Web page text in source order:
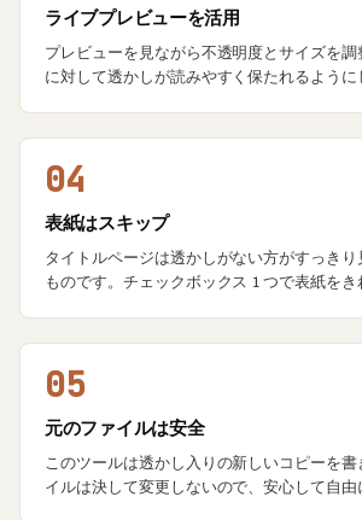
ライブプレビューを活用
プレビューを見ながら不透明度とサイズを
に対して透かしが読みやすく保たれるように
04
表紙はスキップ
タイトルページは透かしがない方がすっき
ものです。チェックボックス 1 つで表紙をき
05
元のファイルは安全
このツールは透かし入りの新しいコピーを
イルは決して変更しないので、安心して自由